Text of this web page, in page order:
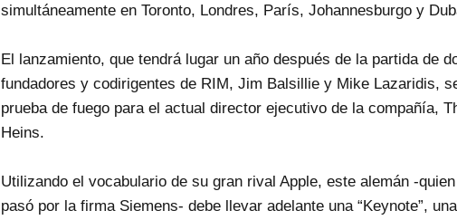
simultáneamente en Toronto, Londres, París, Johannesburgo y
El lanzamiento, que tendrá lugar un año después de la partida de
fundadores y codirigentes de RIM, Jim Balsillie y Mike Lazaridis,
prueba de fuego para el actual director ejecutivo de la compañía,
Heins.
Utilizando el vocabulario de su gran rival Apple, este alemán -
pasó por la firma Siemens- debe llevar adelante una “Keynote”, una